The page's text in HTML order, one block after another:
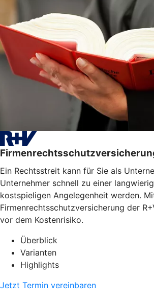
Ein Rechtsstreit kann für Sie als
Unternehmer schnell zu einer
kostspieligen Angelegenheit werden.
Firmenrechtsschutzversicherung der
vor dem Kostenrisiko.
Überblick
Varianten
Highlights
Jetzt Termin vereinbaren